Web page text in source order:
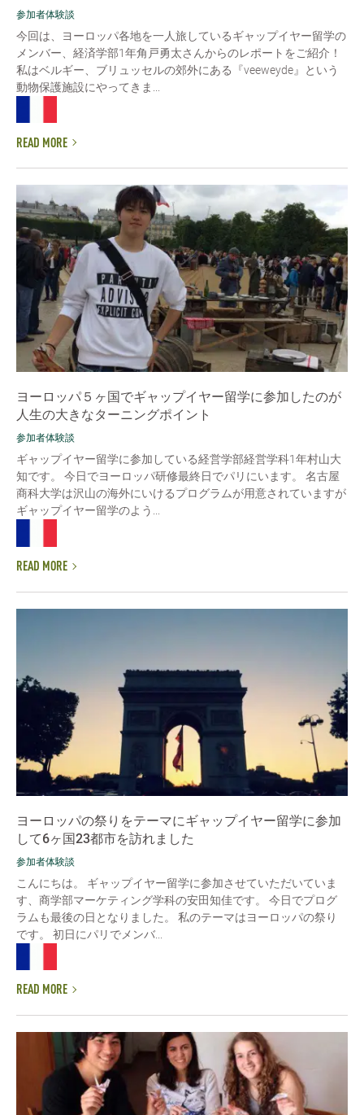
参加者体験談
今回は、ヨーロッパ各地を一人旅しているギャップイヤー留学の
メンバー、経済学部1年角戸勇太さんからのレポートをご紹介！
私はベルギー、ブリュッセルの郊外にある『veeweyde』という
動物保護施設にやってきま...
READ MORE
ヨーロッパ５ヶ国でギャップイヤー留学に参加したのが
人生の大きなターニングポイント
参加者体験談
ギャップイヤー留学に参加している経営学部経営学科1年村山大
知です。 今日でヨーロッパ研修最終日でパリにいます。 名古屋
商科大学は沢山の海外にいけるプログラムが用意されていますが
ギャップイヤー留学のよう...
READ MORE
ヨーロッパの祭りをテーマにギャップイヤー留学に参加
して6ヶ国23都市を訪れました
参加者体験談
こんにちは。 ギャップイヤー留学に参加させていただいていま
す、商学部マーケティング学科の安田知佳です。 今日でプログ
ラムも最後の日となりました。 私のテーマはヨーロッパの祭り
です。 初日にパリでメンバ...
READ MORE